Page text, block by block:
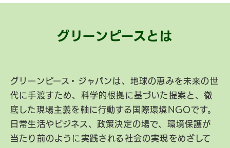
グリーンピースとは
グリーンピース・ジャパンは、地球の恵みを未来の世
代に手渡すため、科学的根拠に基づいた提案と、徹
底した現場主義を軸に行動する国際環境NGOです。
日常生活やビジネス、政策決定の場で、環境保護が
当たり前のように実践される社会の実現をめざして